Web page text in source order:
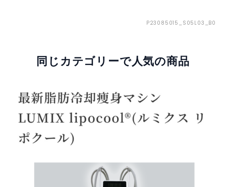
P23085015_S05L03_B0
同じカテゴリーで人気の商品